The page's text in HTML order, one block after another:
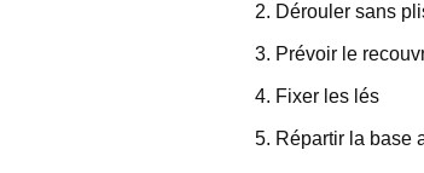
Dérouler sans
Prévoir le
Fixer les lés
Répartir la base